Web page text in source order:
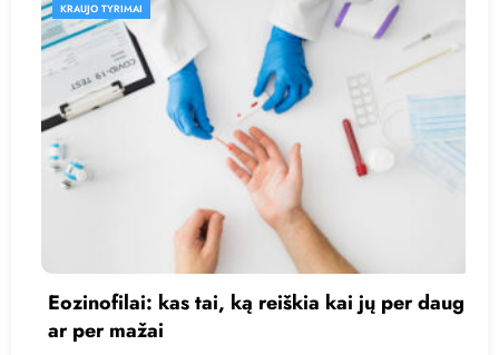
kai jų per daug
KRAUJO TYRIMAI
Kas yra trigliceridai?